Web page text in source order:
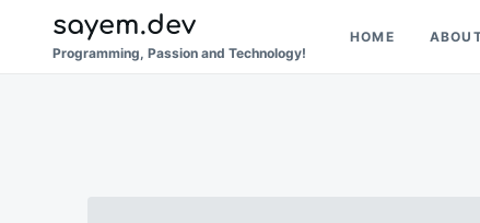
Search
for:
sayem.dev
Programming, Passion and Technology!
HOME